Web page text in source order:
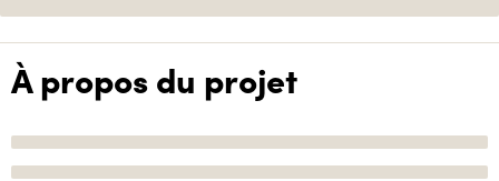
À propos du projet